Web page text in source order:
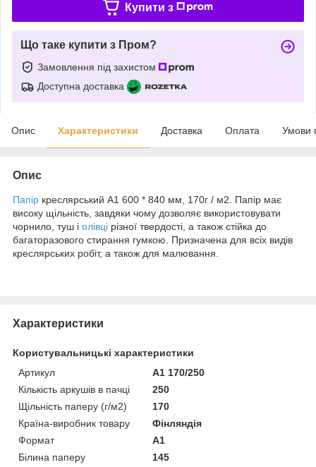
Купити з
Що таке купити з Пром?
Замовлення під захистом
Доступна доставка
Опис Характеристики Доставка Оплата Умови
Опис
Папір креслярський А1 600 * 840 мм, 170г / м2. Папір має
високу щільність, завдяки чому дозволяє використовувати
чорнило, туш і олівці різної твердості, а також стійка до
багаторазового стирання гумкою. Призначена для всіх видів
креслярських робіт, а також для малювання.
Характеристики
Користувальницькі характеристики
Артикул
А1 170/250
Кількість аркушів в пачці
250
Щільність паперу (г/м2)
170
Країна-виробник товару
Фінляндія
Формат
A1
Білина паперу
145